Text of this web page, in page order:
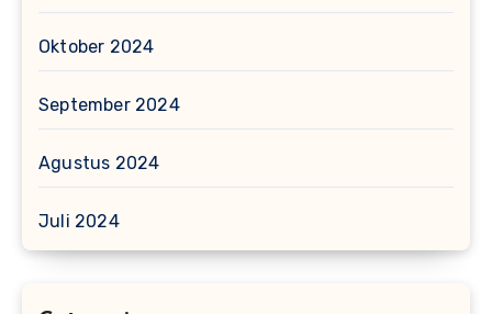
Oktober 2024
September 2024
Agustus 2024
Juli 2024